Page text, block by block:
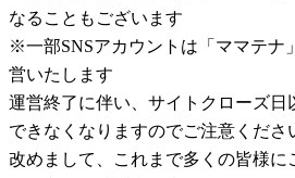
なることもございます
※一部SNSアカウントは「ママテナ
営いたします
運営終了に伴い、サイトクローズ日
できなくなりますのでご注意くださ
改めまして、これまで多くの皆様に